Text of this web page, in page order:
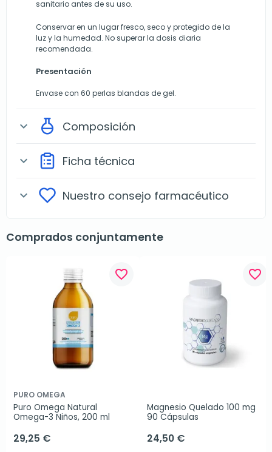
sanitario antes de su uso.
Conservar en un lugar fresco, seco y protegido de la
luz y la humedad. No superar la dosis diaria
recomendada.
Presentación
Envase con 60 perlas blandas de gel.
expand_more Composición
expand_more Ficha técnica
expand_more Nuestro consejo farmacéutico
Comprados conjuntamente
favorite_border
PURO OMEGA
Puro Omega Natural
Omega-3 Niños, 200 ml
29,25 €
favorite_border
Magnesio Quelado 100 mg
90 Cápsulas
24,50 €